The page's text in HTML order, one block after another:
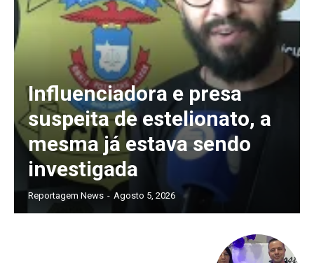
Influenciadora e presa
suspeita de estelionato, a
mesma já estava sendo
investigada
Reportagem News - Agosto 5, 2026